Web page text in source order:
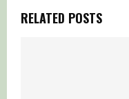
RELATED POSTS